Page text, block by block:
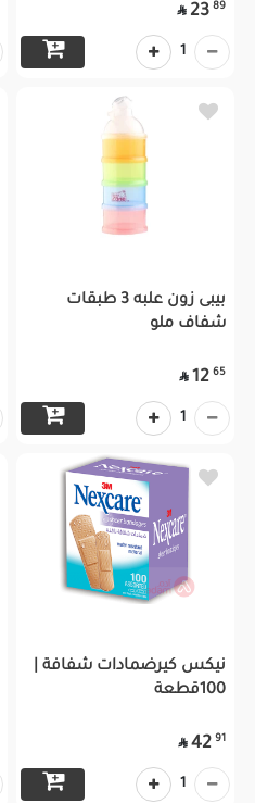
89
23

1
بيبى زون علبه 3 طبقات
شفاف ملو
65
12

1
نيكس كيرضمادات شفافة |
100قطعة
91
42

1